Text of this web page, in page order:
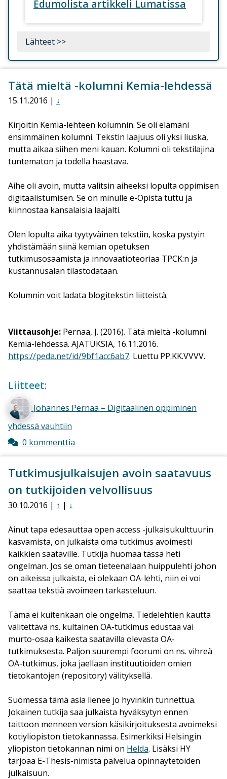
Edumolista artikkeli Lumatissa
Lähteet >>
Tätä mieltä -kolumni Kemia-lehdessä
15.11.2016 | ↓
Kirjoitin Kemia-lehteen kolumnin. Se oli elämäni
ensimmäinen kolumni. Tekstin laajuus oli yksi liuska,
mutta aikaa siihen meni kauan. Kolumni oli tekstilajina
tuntematon ja todella haastava.
Aihe oli avoin, mutta valitsin aiheeksi lopulta oppimisen
digitaalistumisen. Se on minulle e-Opista tuttu ja
kiinnostaa kansalaisia laajalti.
Olen lopulta aika tyytyväinen tekstiin, koska pystyin
yhdistämään siinä kemian opetuksen
tutkimusosaamista ja innovaatioteoriaa TPCK:n ja
kustannusalan tilastodataan.
Kolumnin voit ladata blogitekstin liitteistä.
Viittausohje: Pernaa, J. (2016). Tätä mieltä -kolumni
Kemia-lehdessä. AJATUKSIA, 16.11.2016.
https://peda.net/id/9bf1acc6ab7. Luettu PP.KK.VVVV.
Liitteet:
Johannes Pernaa – Digitaalinen oppiminen
yhdessä vauhtiin
0 kommenttia
Tutkimusjulkaisujen avoin saatavuus
on tutkijoiden velvollisuus
30.10.2016 | ↑ | ↓
Ainut tapa edesauttaa open access -julkaisukulttuurin
kasvamista, on julkaista oma tutkimus avoimesti
kaikkien saataville. Tutkija huomaa tässä heti
ongelman. Jos se oman tieteenalaan huippulehti johon
on aikeissa julkaista, ei olekaan OA-lehti, niin ei voi
saattaa tekstiä avoimeen tarkasteluun.
Tämä ei kuitenkaan ole ongelma. Tiedelehtien kautta
välitettävä ns. kultainen OA-tutkimus edustaa vai
murto-osaa kaikesta saatavilla olevasta OA-
tutkimuksesta. Paljon suurempi foorumi on ns. vihreä
OA-tutkimus, joka jaellaan instituutioiden omien
tietokantojen (repository) välityksellä.
Suomessa tämä asia lienee jo hyvinkin tunnettua.
Jokainen tutkija saa julkaista hyväksytyn ennen
taittoon menneen version käsikirjoituksesta avoimeksi
kotiyliopiston tietokannassa. Esimerkiksi Helsingin
yliopiston tietokannan nimi on Helda. Lisäksi HY
tarjoaa E-Thesis-nimistä palvelua opinnäytetöiden
julkaisuun.